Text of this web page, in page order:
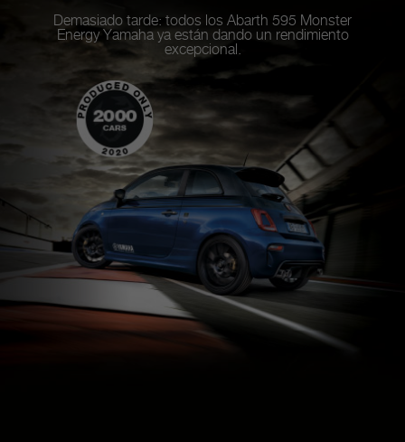
Demasiado tarde: todos los Abarth 595 Monster
Energy Yamaha ya están dando un rendimiento
excepcional.